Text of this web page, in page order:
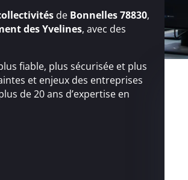
de Bonnelles 78830,
des Yvelines, avec des
fiable, plus sécurisée et plus
et enjeux des entreprises
de 20 ans d’expertise en